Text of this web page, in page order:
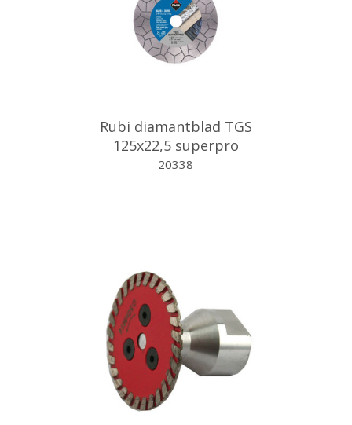
Rubi diamantblad TGS
125x22,5 superpro
20338